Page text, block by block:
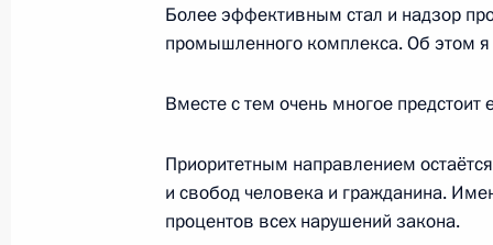
дорожного движения
14 марта 2016 года, 17:30 Ярославль
10 марта 2016 года, четверг
Рабочая встреча с Министром
Скворцовой
Более эффективным стал и надзор
промышленного комплекса. Об этом я
Вместе с тем очень многое предстоит
Приоритетным направлением
и свобод человека и гражданина.
процентов всех нарушений закона.